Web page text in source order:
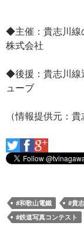
◆主催：貴志川線
株式会社
◆後援：貴志川
ューブ
（情報提供元：
#和歌山電鐵 #貴
#鉄道写真コンテスト